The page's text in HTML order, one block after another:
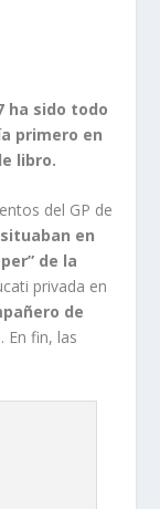
ha sido todo
primero en
libro.
del GP de
en
de la
privada en
de
En fin, las